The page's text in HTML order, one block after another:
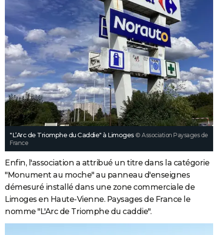
"L’Arc de Triomphe du Caddie" à Limoges © Association Paysages de
France
Enfin, l'association a attribué un titre dans la catégorie
"Monument au moche" au panneau d'enseignes
démesuré installé dans une zone commerciale de
Limoges en Haute-Vienne. Paysages de France le
nomme "L'Arc de Triomphe du caddie".